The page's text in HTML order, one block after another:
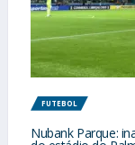
FUTEBOL
Nubank Parque: